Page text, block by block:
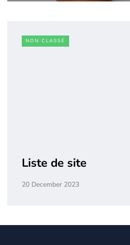
NON CLASSÉ
Liste de site
20 December 2023